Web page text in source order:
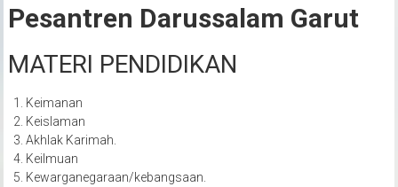
Pesantren Darussalam Garut
MATERI PENDIDIKAN
Keimanan
Keislaman
Akhlak Karimah.
Keilmuan
Kewarganegaraan/kebangsaan.